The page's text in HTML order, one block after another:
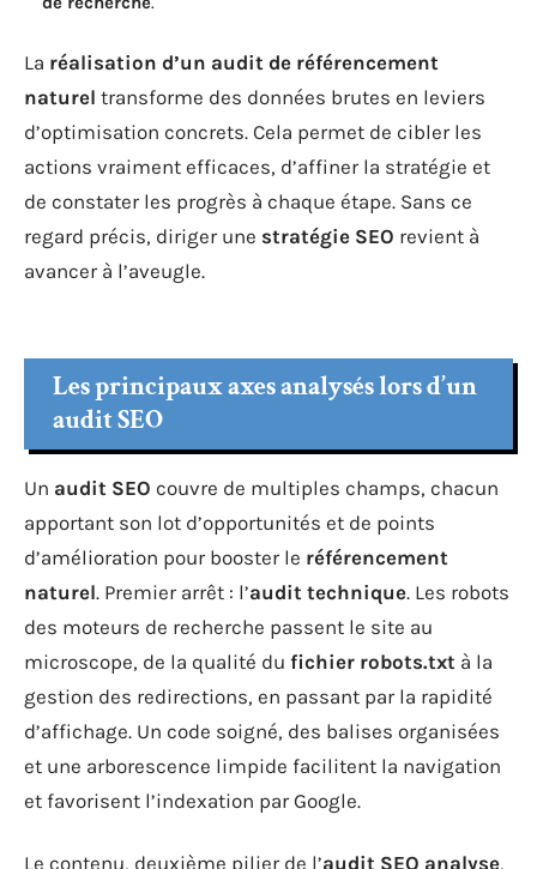
La réalisation d’un audit de référencement
naturel transforme des données brutes en leviers
d’optimisation concrets. Cela permet de cibler les
actions vraiment efficaces, d’affiner la stratégie et
de constater les progrès à chaque étape. Sans ce
regard précis, diriger une stratégie SEO revient à
avancer à l’aveugle.
Les principaux axes analysés lors d’un
audit SEO
Un audit SEO couvre de multiples champs, chacun
apportant son lot d’opportunités et de points
d’amélioration pour booster le référencement
naturel. Premier arrêt : l’audit technique. Les robots
des moteurs de recherche passent le site au
microscope, de la qualité du fichier robots.txt à la
gestion des redirections, en passant par la rapidité
d’affichage. Un code soigné, des balises organisées
et une arborescence limpide facilitent la navigation
et favorisent l’indexation par Google.
Le contenu, deuxième pilier de l’audit SEO analyse,